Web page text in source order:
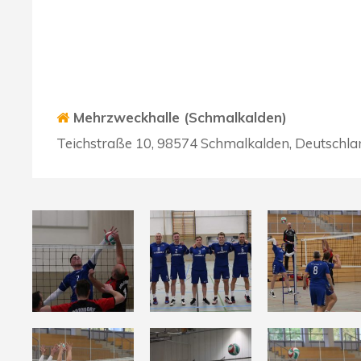
Mehrzweckhalle (Schmalkalden)
Teichstraße 10, 98574 Schmalkalden,